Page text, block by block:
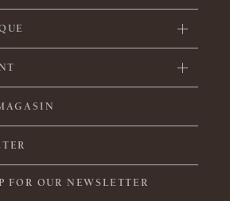
FOR OUR NEWSLETTER